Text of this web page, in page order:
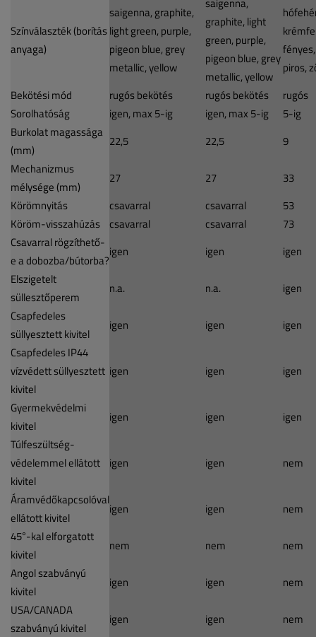
Színválaszték (borítás
anyaga)
saigenna, graphite,
light green, purple,
pigeon blue, grey
metallic, yellow
saigenna,
graphite, light
green, purple,
pigeon blue, grey
metallic, yellow
piros,
Bekötési mód
rugós bekötés rugós bekötés
rugós
Sorolhatóság
igen, max 5-ig igen, max 5-ig
5-ig
Burkolat magassága
(mm)
22,5 22,5
9
Mechanizmus
mélysége (mm)
27 27
33
Körömnyitás
csavarral csavarral
53
Köröm-visszahúzás
csavarral csavarral
73
Csavarral rögzíthető-
e a dobozba/bútorba?
igen igen
igen
Elszigetelt
süllesztőperem
n.a. n.a.
igen
Csapfedeles
süllyesztett kivitel
igen igen
igen
Csapfedeles IP44
vízvédett süllyesztett
kivitel
igen igen igen
Gyermekvédelmi
kivitel
igen igen
igen
Túlfeszültség-
védelemmel ellátott
kivitel
igen igen nem
Áramvédőkapcsolóval
ellátott kivitel
igen igen
nem
45°-kal elforgatott
kivitel
nem nem
nem
Angol szabványú
kivitel
igen igen
nem
USA/CANADA
szabványú kivitel
igen igen
nem